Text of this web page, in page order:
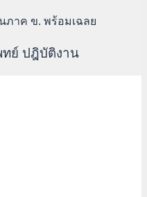
ภาค ข. พร้อมเฉลย
ย์ ปฎิบัติงาน